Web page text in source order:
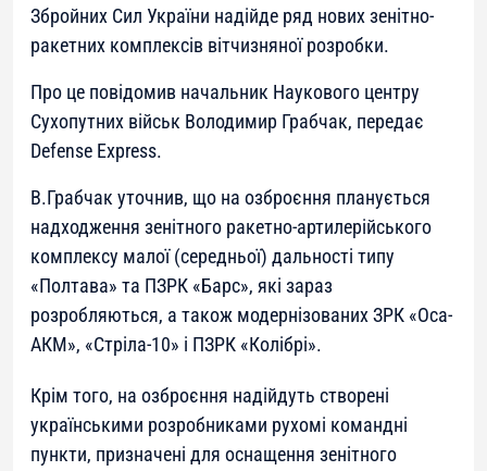
Збройних Сил України надійде ряд нових зенітно-
ракетних комплексів вітчизняної розробки.
Про це повідомив начальник Наукового центру
Сухопутних військ Володимир Грабчак, передає
Defense Express.
В.Грабчак уточнив, що на озброєння планується
надходження зенітного ракетно-артилерійського
комплексу малої (середньої) дальності типу
«Полтава» та ПЗРК «Барс», які зараз
розробляються, а також модернізованих ЗРК «Оса-
АКМ», «Стріла-10» і ПЗРК «Колібрі».
Крім того, на озброєння надійдуть створені
українськими розробниками рухомі командні
пункти, призначені для оснащення зенітного